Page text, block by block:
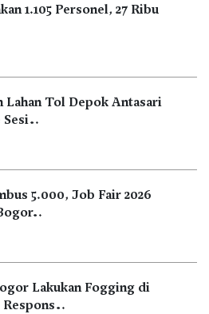
1.105 Personel, 27 Ribu
Lahan Tol Depok Antasari
Sesi…
5.000, Job Fair 2026
Lakukan Fogging di
Respons…